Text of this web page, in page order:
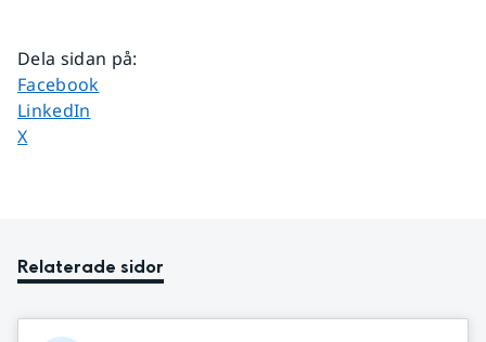
Dela sidan på:
Dela sidan på
Facebook
Dela sidan på
LinkedIn
Dela sidan på
X
Relaterade sidor